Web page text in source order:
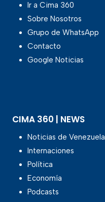
Ir a Cima 360
Sobre Nosotros
Grupo de WhatsApp
Contacto
Google Noticias
CIMA 360 | NEWS
Noticias de Venezuela
Internaciones
Política
Economía
Podcasts